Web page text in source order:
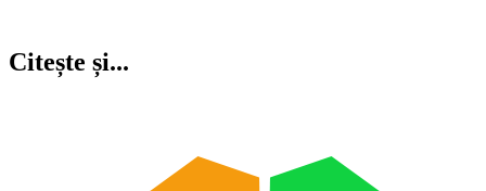
Citește și...